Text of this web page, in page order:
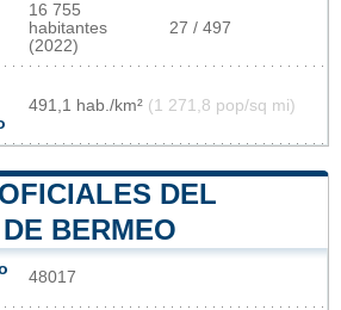
16 755
habitantes
(2022)
27 / 497
491,1 hab./km² (1 271,8 pop/sq mi)
DEL
BERMEO
48017